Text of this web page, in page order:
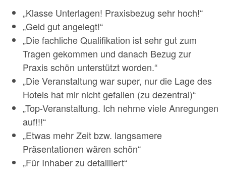
„Klasse Unterlagen! Praxisbezug sehr hoch!“
„Geld gut angelegt!“
„Die fachliche Qualifikation ist sehr gut zum
Tragen gekommen und danach Bezug zur
Praxis schön unterstützt worden.“
„Die Veranstaltung war super, nur die Lage des
Hotels hat mir nicht gefallen (zu dezentral)“
„Top-Veranstaltung. Ich nehme viele Anregungen
auf!!!“
„Etwas mehr Zeit bzw. langsamere
Präsentationen wären schön“
„Für Inhaber zu detailliert“